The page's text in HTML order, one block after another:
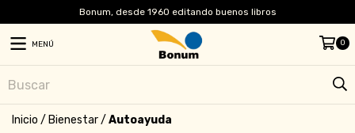
Bonum, desde 1960 editando buenos libros
MENÚ 0
Inicio / Bienestar/ Autoayuda